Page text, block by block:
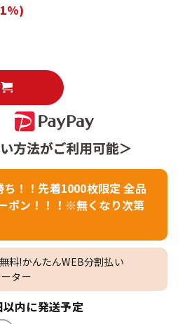
！！先着1000枚限定 全品
ポン！！！※無くなり次第
料!かんたんWEB分割払い
ター
内に発送予定